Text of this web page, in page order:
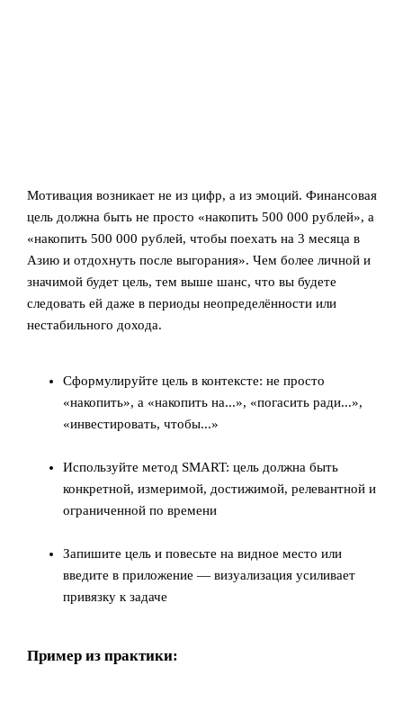
Мотивация возникает не из цифр, а из эмоций. Финансовая
цель должна быть не просто «накопить 500 000 рублей», а
«накопить 500 000 рублей, чтобы поехать на 3 месяца в
Азию и отдохнуть после выгорания». Чем более личной и
значимой будет цель, тем выше шанс, что вы будете
следовать ей даже в периоды неопределённости или
нестабильного дохода.
Сформулируйте цель в контексте: не просто
«накопить», а «накопить на...», «погасить ради...»,
«инвестировать, чтобы...»
Используйте метод SMART: цель должна быть
конкретной, измеримой, достижимой, релевантной и
ограниченной по времени
Запишите цель и повесьте на видное место или
введите в приложение — визуализация усиливает
привязку к задаче
Пример из практики: